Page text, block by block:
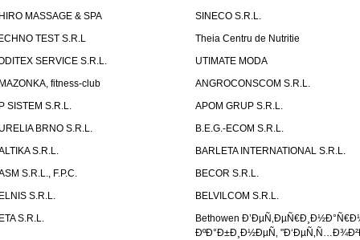
MASSAGE & SPA
SINECO S.R.L.
TEST S.R.L
Theia Centru de Nutritie
SERVICE S.R.L.
UTIMATE MODA
fitness-club
ANGROCONSCOM S.R.L.
SISTEM S.R.L.
APOM GRUP S.R.L.
BRNO S.R.L.
B.E.G.-ECOM S.R.L.
S.R.L.
BARLETA INTERNATIONAL S.R.L.
S.R.L., F.P.C.
BECOR S.R.L.
S.R.L.
BELVILCOM S.R.L.
S.R.L.
Bethowen
ÐºÐ°Ð±Ð¸Ð½ÐµÑ‚